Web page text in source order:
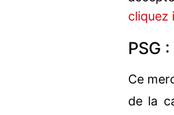
cliquez
PSG
Ce
de la